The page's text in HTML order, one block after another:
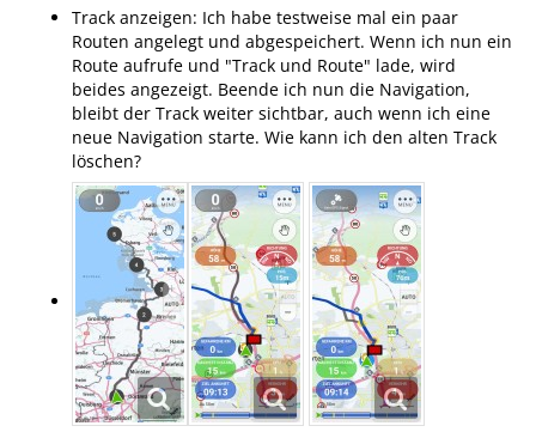
Track anzeigen: Ich habe testweise mal ein paar
Routen angelegt und abgespeichert. Wenn ich nun ein
Route aufrufe und "Track und Route" lade, wird
beides angezeigt. Beende ich nun die Navigation,
bleibt der Track weiter sichtbar, auch wenn ich eine
neue Navigation starte. Wie kann ich den alten Track
löschen?